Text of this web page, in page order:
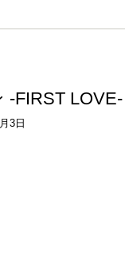
-FIRST
3日